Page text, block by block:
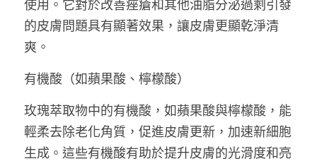
使用。它對於改善痤瘡和其他油脂分泌過剩引發
的皮膚問題具有顯著效果，讓皮膚更顯乾淨清
爽。
有機酸（如蘋果酸、檸檬酸）
玫瑰萃取物中的有機酸，如蘋果酸與檸檬酸，能
輕柔去除老化角質，促進皮膚更新，加速新細胞
生成。這些有機酸有助於提升皮膚的光滑度和亮